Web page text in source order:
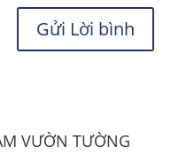
VƯỜN TƯỜNG